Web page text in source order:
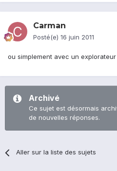
Carman
Posté(e) 16 juin 2011
ou simplement avec un
Archivé
Ce sujet est désormais
de nouvelles réponses.
Aller sur la liste des sujets